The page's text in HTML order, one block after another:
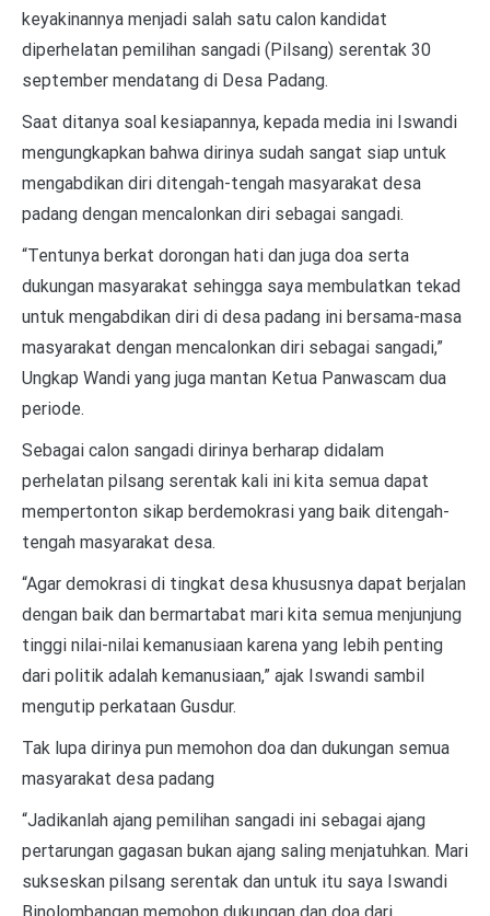
keyakinannya menjadi salah satu calon kandidat
diperhelatan pemilihan sangadi (Pilsang) serentak 30
september mendatang di Desa Padang.
Saat ditanya soal kesiapannya, kepada media ini Iswandi
mengungkapkan bahwa dirinya sudah sangat siap untuk
mengabdikan diri ditengah-tengah masyarakat desa
padang dengan mencalonkan diri sebagai sangadi.
“Tentunya berkat dorongan hati dan juga doa serta
dukungan masyarakat sehingga saya membulatkan tekad
untuk mengabdikan diri di desa padang ini bersama-masa
masyarakat dengan mencalonkan diri sebagai sangadi,”
Ungkap Wandi yang juga mantan Ketua Panwascam dua
periode.
Sebagai calon sangadi dirinya berharap didalam
perhelatan pilsang serentak kali ini kita semua dapat
mempertonton sikap berdemokrasi yang baik ditengah-
tengah masyarakat desa.
“Agar demokrasi di tingkat desa khususnya dapat berjalan
dengan baik dan bermartabat mari kita semua menjunjung
tinggi nilai-nilai kemanusiaan karena yang lebih penting
dari politik adalah kemanusiaan,” ajak Iswandi sambil
mengutip perkataan Gusdur.
Tak lupa dirinya pun memohon doa dan dukungan semua
masyarakat desa padang
“Jadikanlah ajang pemilihan sangadi ini sebagai ajang
pertarungan gagasan bukan ajang saling menjatuhkan. Mari
sukseskan pilsang serentak dan untuk itu saya Iswandi